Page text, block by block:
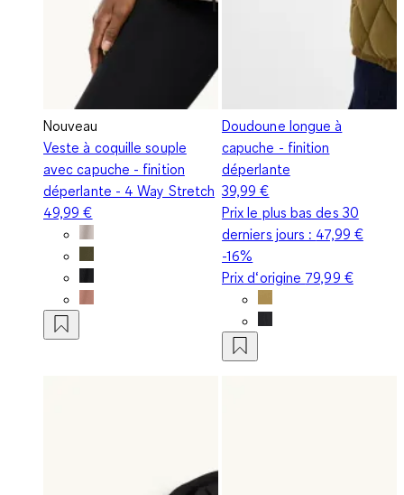
Nouveau
Veste à coquille souple
avec capuche - finition
déperlante - 4 Way Stretch
49,99 €
Doudoune longue à
capuche - finition
déperlante
39,99 €
Prix le plus bas des 30
derniers jours : 47,99 €
-16%
Prix d‘origine 79,99 €